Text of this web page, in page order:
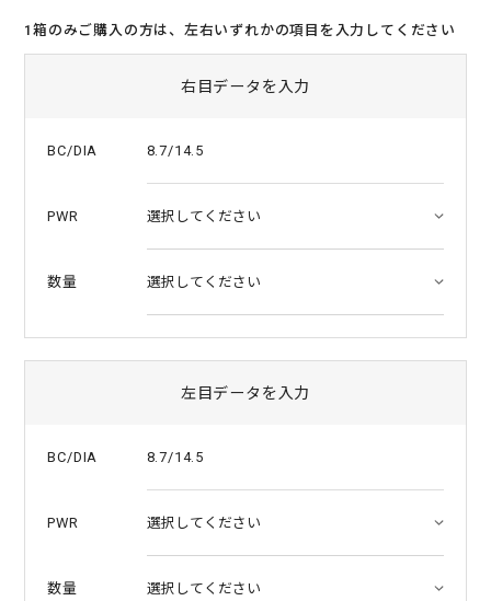
r
1箱のみご購入の方は、左右いずれかの項目を入力してください
右目データを入力
BC/DIA 8.7/14.5
PWR
数量
左目データを入力
BC/DIA 8.7/14.5
PWR
数量